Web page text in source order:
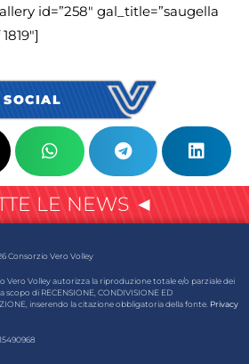
id=”258″ gal_title=”saugella
LE NEWS ◄
Consorzio Vero Volley
Vero Volley autorizza la riproduzione totale e/o parziale dei
scopo di RECENSIONE, CONDIVISIONE ED
inserendo la citazione obbligatoria della fonte. Privacy